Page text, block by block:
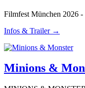
Filmfest München 2026
Infos & Trailer →
Minions &